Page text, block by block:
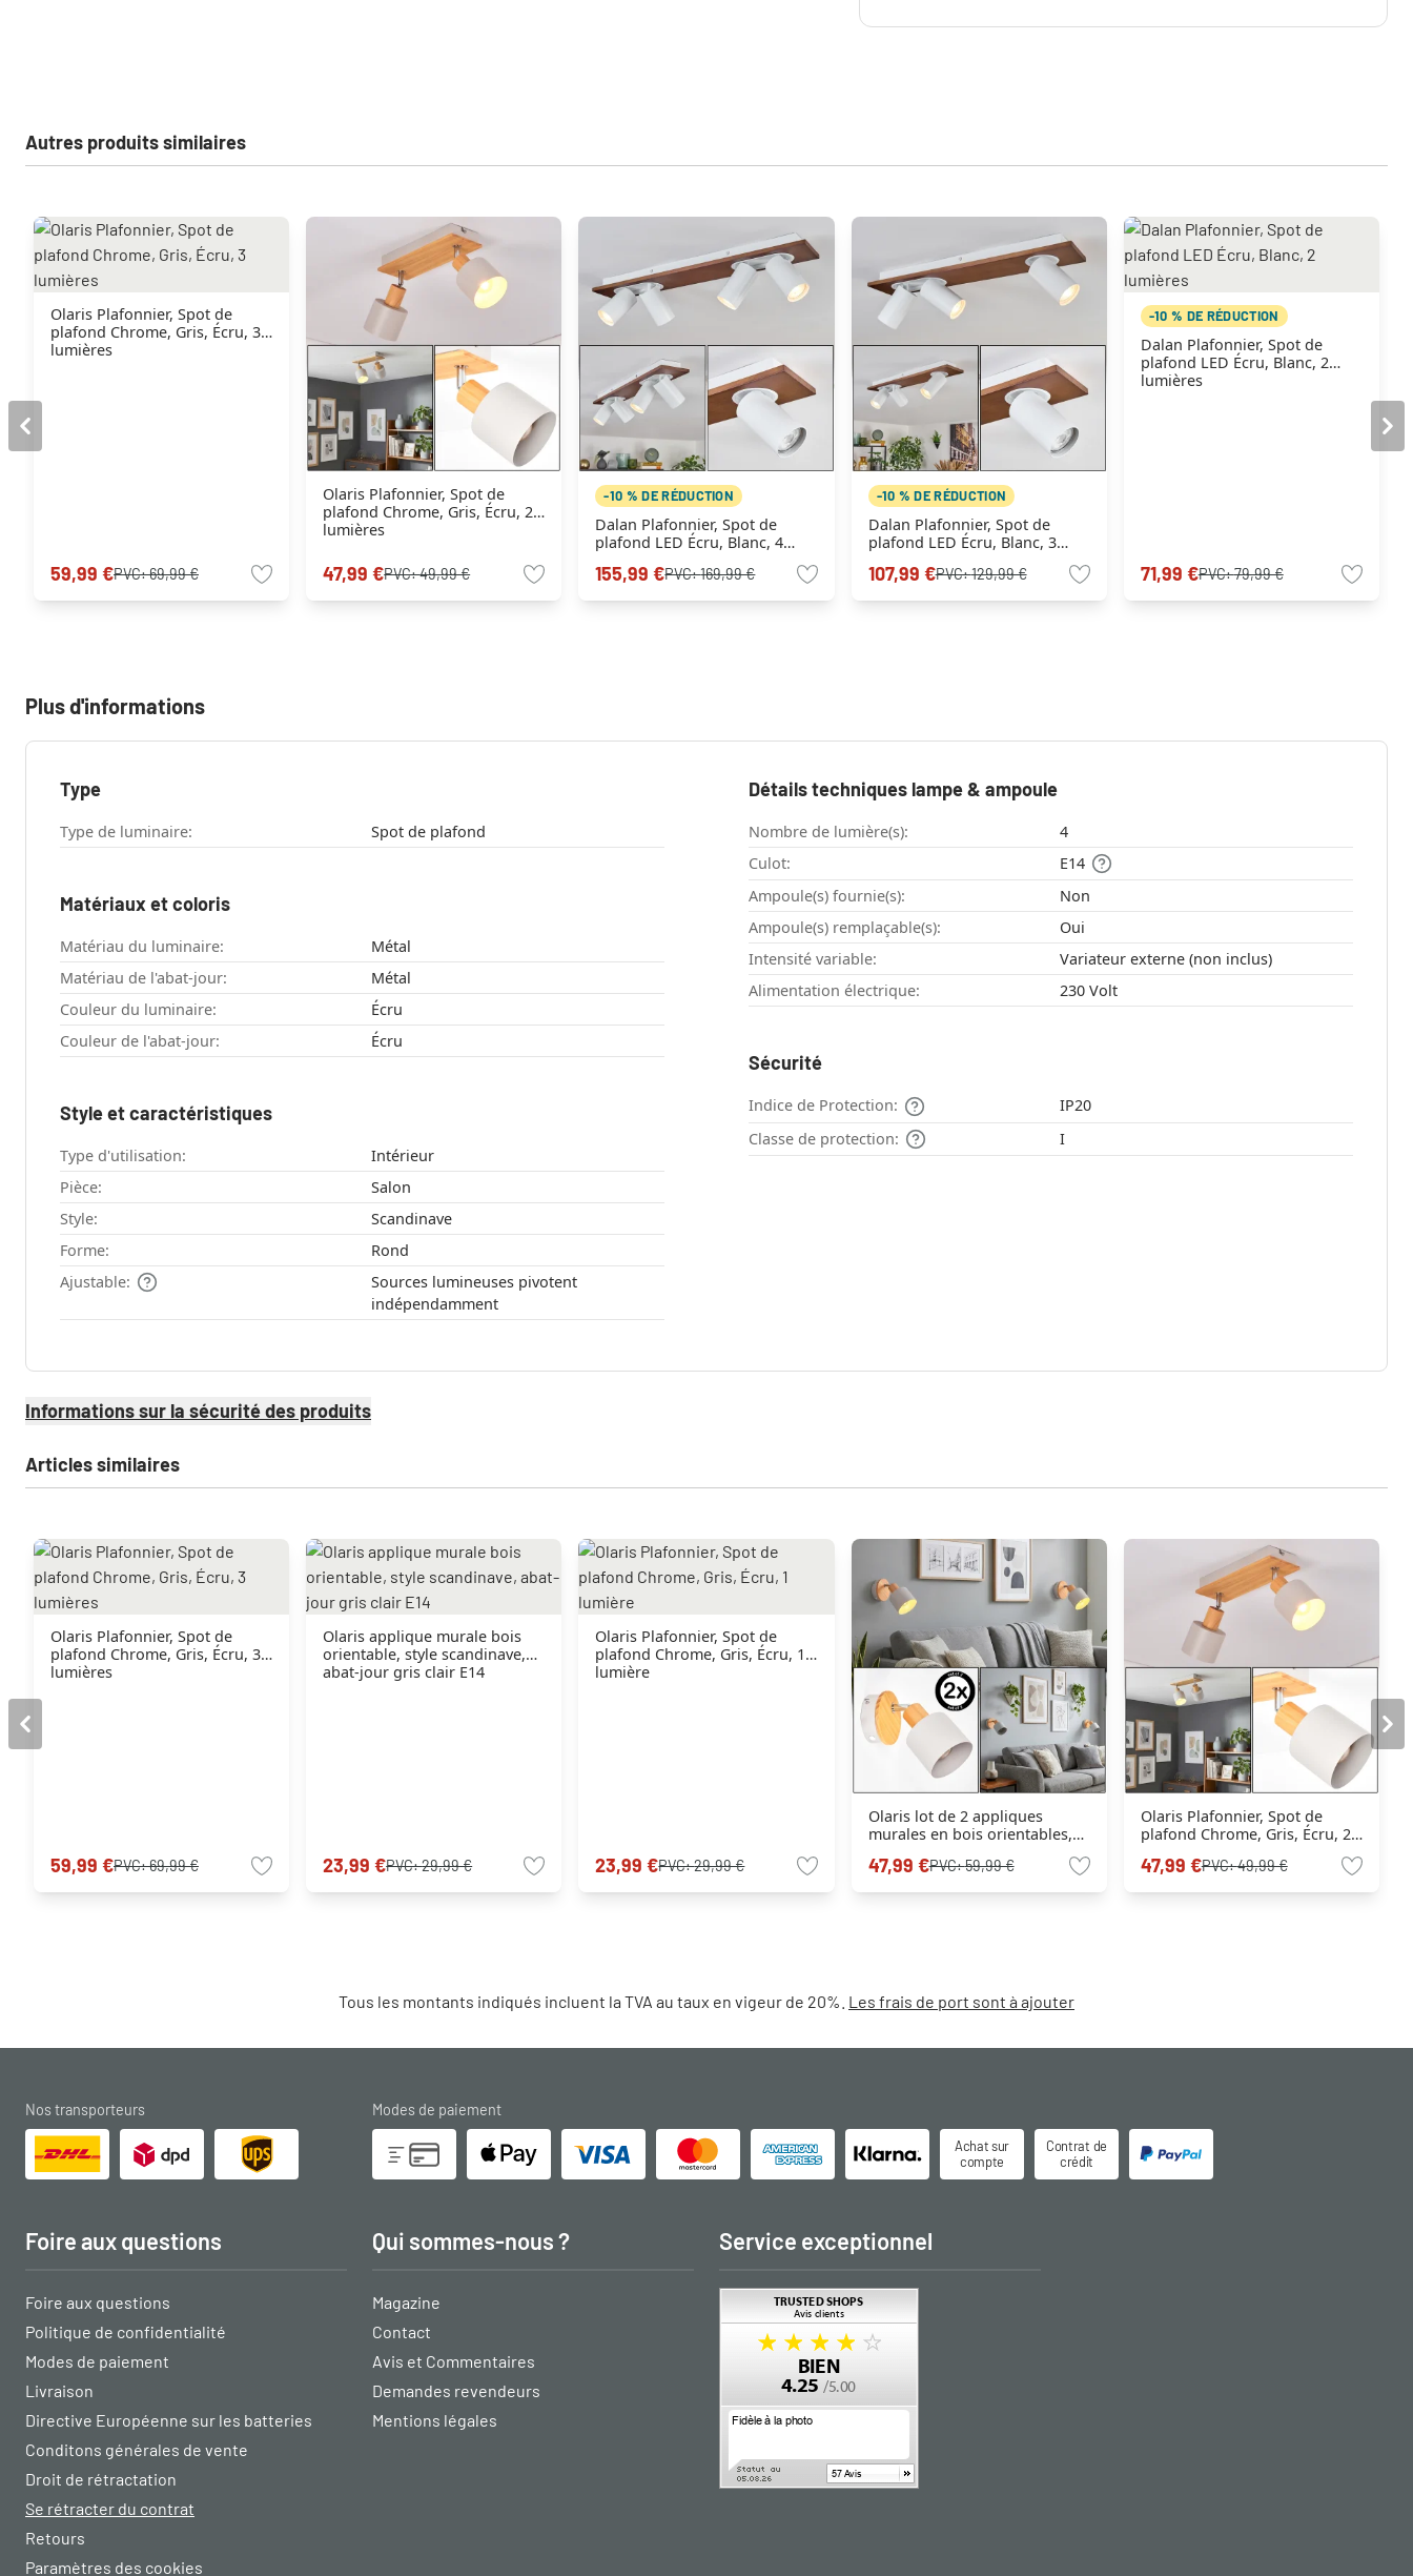
Autres produits similaires
Olaris Plafonnier, Spot de
plafond Chrome, Gris, Écru, 3
lumières
59,99 €PVC:69,99 €
Olaris Plafonnier, Spot de
plafond Chrome, Gris, Écru, 2
lumières
47,99 €PVC:49,99 €
-10 % DE RÉDUCTION
Dalan Plafonnier, Spot de
plafond LED Écru, Blanc, 4
155,99 €PVC:169,99 €
-10 % DE RÉDUCTION
Dalan Plafonnier, Spot de
plafond LED Écru, Blanc, 3
107,99 €PVC:129,99 €
-10 % DE RÉDUCTION
Dalan Plafonnier, Spot de
plafond LED Écru, Blanc, 2
lumières
71,99 €PVC:79,99 €
Plus d'informations
Type
Type de luminaire: Spot de plafond
Matériaux et coloris
Matériau du luminaire:
Métal
Matériau de l'abat-jour:
Métal
Couleur du luminaire:
Écru
Couleur de l'abat-jour:
Écru
Style et caractéristiques
Type d'utilisation:
Intérieur
Pièce:
Salon
Style:
Scandinave
Forme:
Rond
Ajustable:
Sources lumineuses pivotent
indépendamment
Détails techniques lampe & ampoule
Nombre de lumière(s):
4
Culot:
E14
Ampoule(s) fournie(s):
Non
Ampoule(s) remplaçable(s):
Oui
Intensité variable:
Variateur externe (non inclus)
Alimentation électrique:
230 Volt
Sécurité
Indice de Protection:
IP20
Classe de protection:
I
Informations sur la sécurité des produits
Articles similaires
Olaris Plafonnier, Spot de
plafond Chrome, Gris, Écru, 3
lumières
59,99 €PVC:69,99 €
Olaris applique murale bois
orientable, style scandinave,
abat-jour gris clair E14
23,99 €PVC:29,99 €
Olaris Plafonnier, Spot de
plafond Chrome, Gris, Écru, 1
lumière
23,99 €PVC:29,99 €
Olaris lot de 2 appliques
murales en bois orientables,
47,99 €PVC:59,99 €
Olaris Plafonnier, Spot de
plafond Chrome, Gris, Écru, 2
47,99 €PVC:49,99 €
Tous les montants indiqués incluent la TVA au taux en vigeur de 20%. Les frais de port sont à ajouter
Nos transporteurs Modes de paiement
Achat sur
compte
Contrat de
crédit
Foire aux questions
Foire aux questions
Politique de confidentialité
Modes de paiement
Livraison
Directive Européenne sur les batteries
Conditons générales de vente
Droit de rétractation
Se rétracter du contrat
Retours
Paramètres des cookies
Qui sommes-nous ?
Magazine
Contact
Avis et Commentaires
Demandes revendeurs
Mentions légales
Service exceptionnel